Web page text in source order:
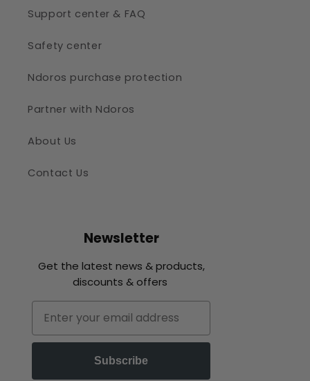
Support center & FAQ
Safety center
Ndoros purchase protection
Partner with Ndoros
About Us
Contact Us
Newsletter
Get the latest news & products,
discounts & offers
Subscribe